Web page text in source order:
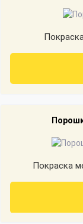
Покраска